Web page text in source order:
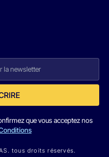
que vous acceptez nos
tous droits réservés.